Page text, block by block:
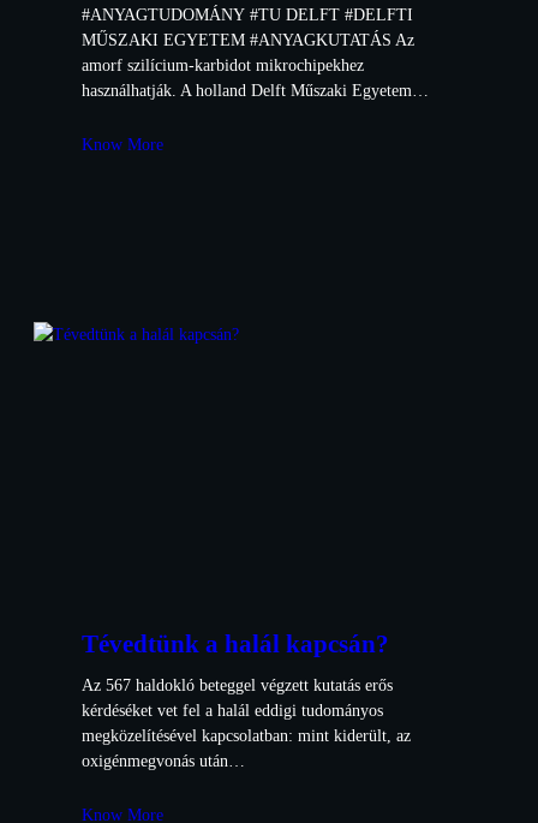
#ANYAGTUDOMÁNY #TU DELFT #DELFTI
MŰSZAKI EGYETEM #ANYAGKUTATÁS Az
amorf szilícium-karbidot mikrochipekhez
használhatják. A holland Delft Műszaki Egyetem…
Know More
Tévedtünk a halál kapcsán?
Az 567 haldokló beteggel végzett kutatás erős
kérdéséket vet fel a halál eddigi tudományos
megközelítésével kapcsolatban: mint kiderült, az
oxigénmegvonás után…
Know More